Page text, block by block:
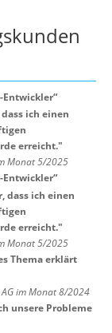
ich einen
erreicht."
Monat 5/2025
dass ich einen
erreicht."
Monat 5/2025
Thema erklärt
im Monat 8/2024
unsere Probleme